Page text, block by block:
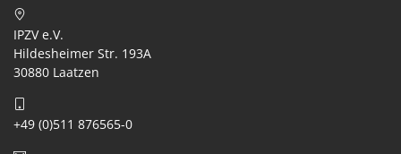
IPZV e.V.
Hildesheimer Str. 193A
30880 Laatzen
+49 (0)511 876565-0